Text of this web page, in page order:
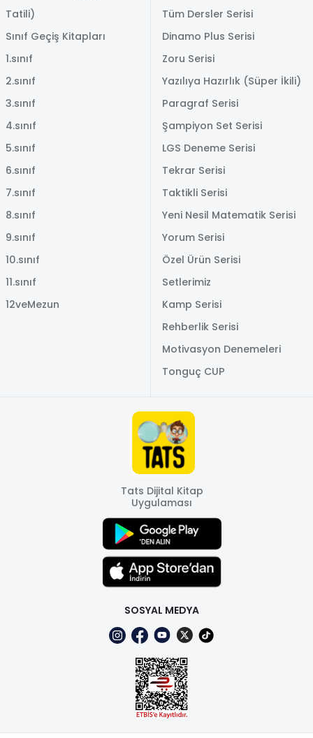
Tatili)
Sınıf Geçiş Kitapları
1.sınıf
2.sınıf
3.sınıf
4.sınıf
5.sınıf
6.sınıf
7.sınıf
8.sınıf
9.sınıf
10.sınıf
11.sınıf
12veMezun
Tüm Dersler Serisi
Dinamo Plus Serisi
Zoru Serisi
Yazılıya Hazırlık (Süper İkili)
Paragraf Serisi
Şampiyon Set Serisi
LGS Deneme Serisi
Tekrar Serisi
Taktikli Serisi
Yeni Nesil Matematik Serisi
Yorum Serisi
Özel Ürün Serisi
Setlerimiz
Kamp Serisi
Rehberlik Serisi
Motivasyon Denemeleri
Tonguç CUP
Tats Dijital Kitap
Uygulaması
SOSYAL MEDYA